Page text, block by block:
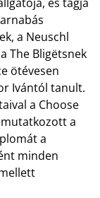
a Neuschl
The Bligëtsnek
ötévesen
Ivántól tanult.
a Choose
a
a
minden